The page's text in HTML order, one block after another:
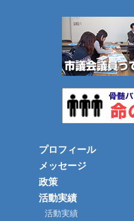
プロフィール
メッセージ
政策
活動実績
活動実績